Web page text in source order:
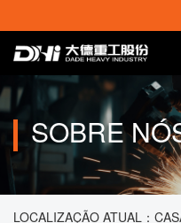
SOBRE
LOCALIZAÇÃO ATUAL：